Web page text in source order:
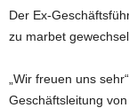
Der Ex-
zu marbet
„Wir freuen uns
Geschäftsleitung